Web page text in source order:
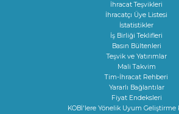
İhracat Teşvikleri
İhracatçı Üye Listesi
İstatistikler
İş Birliği Teklifleri
Basın Bültenleri
Teşvik ve Yatırımlar
Mali Takvim
Tim-İhracat Rehberi
Yararlı Bağlantılar
Fiyat Endeksleri
KOBİ'lere Yönelik Uyum Geliştirme